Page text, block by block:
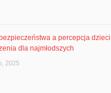
a percepcja
dla najmłodszych
2025